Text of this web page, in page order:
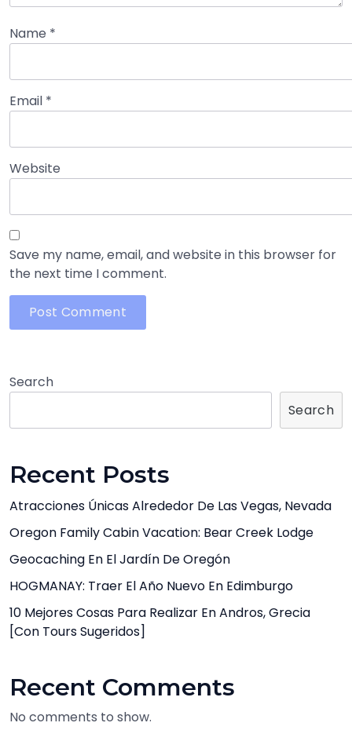
Name *
Email *
Website
Save my name, email, and website in this browser for
the next time I comment.
Search
Search
Recent Posts
Atracciones Únicas Alrededor De Las Vegas, Nevada
Oregon Family Cabin Vacation: Bear Creek Lodge
Geocaching En El Jardín De Oregón
HOGMANAY: Traer El Año Nuevo En Edimburgo
10 Mejores Cosas Para Realizar En Andros, Grecia
[con Tours Sugeridos]
Recent Comments
No comments to show.